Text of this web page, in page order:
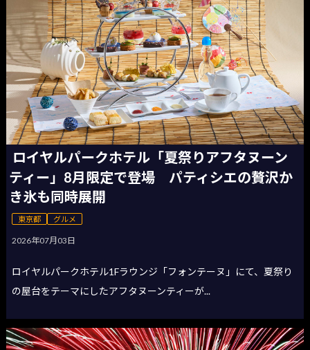
ロイヤルパークホテル「夏祭りアフタヌーン
ティー」8月限定で登場 パティシエの贅沢か
き氷も同時展開
東京都 グルメ
2026年07月03日
ロイヤルパークホテル1Fラウンジ「フォンテーヌ」にて、夏祭り
の屋台をテーマにしたアフタヌーンティーが...